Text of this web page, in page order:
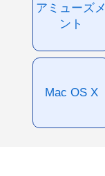
アミューズメ
ント
Mac OS X